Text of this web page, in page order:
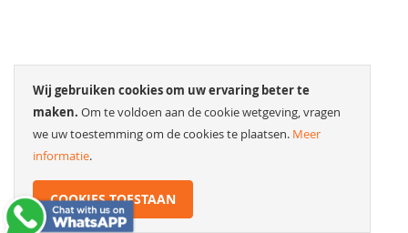
Wij gebruiken cookies om uw ervaring beter te
maken. Om te voldoen aan de cookie wetgeving, vragen
we uw toestemming om de cookies te plaatsen. Meer
informatie.
COOKIES TOESTAAN